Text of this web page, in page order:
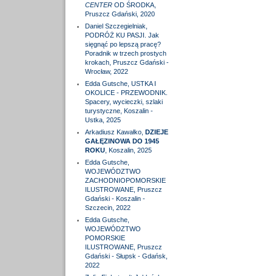
CENTEROD ŚRODKA,
Pruszcz Gdański, 2020
Daniel Szczegielniak,
PODRÓŻ KU PASJI. Jak
sięgnąć po lepszą pracę?
Poradnik w trzech prostych
krokach, Pruszcz Gdański -
Wrocław, 2022
Edda Gutsche, USTKA I
OKOLICE - PRZEWODNIK.
Spacery, wycieczki, szlaki
turystyczne, Koszalin -
Ustka, 2025
Arkadiusz Kawałko, DZIEJE
GAŁĘZINOWA DO 1945
ROKU, Koszalin, 2025
Edda Gutsche,
WOJEWÓDZTWO
ZACHODNIOPOMORSKIE
ILUSTROWANE, Pruszcz
Gdański - Koszalin -
Szczecin, 2022
Edda Gutsche,
WOJEWÓDZTWO
POMORSKIE
ILUSTROWANE, Pruszcz
Gdański - Słupsk - Gdańsk,
2022